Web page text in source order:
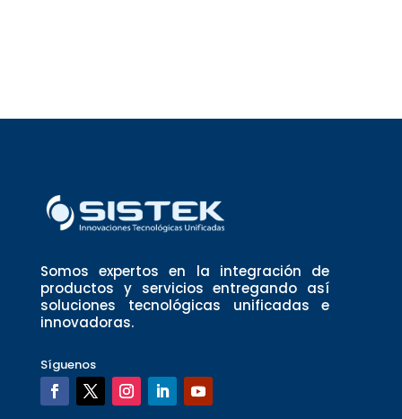
Somos expertos en la integración de
productos y servicios entregando así
soluciones tecnológicas unificadas e
innovadoras.
Síguenos